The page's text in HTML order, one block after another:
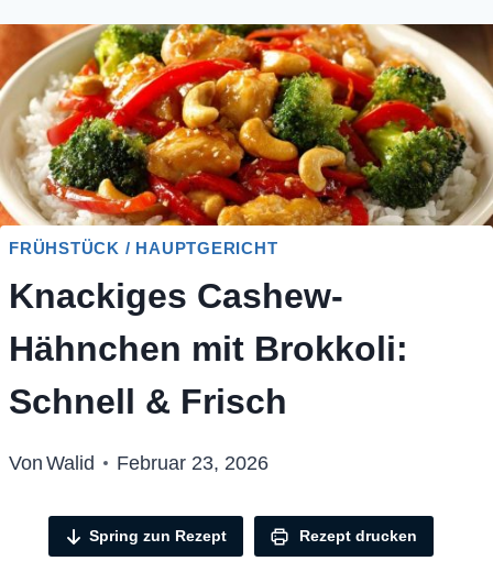
FRÜHSTÜCK / HAUPTGERICHT
Knackiges Cashew-
Hähnchen mit Brokkoli:
Schnell & Frisch
Von Walid Februar 23, 2026
Spring zun Rezept Rezept drucken